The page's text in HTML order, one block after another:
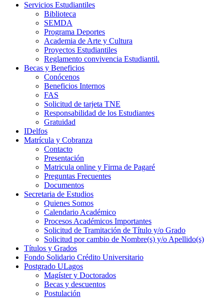
Servicios Estudiantiles
Biblioteca
SEMDA
Programa Deportes
Academia de Arte y Cultura
Proyectos Estudiantiles
Reglamento convivencia Estudiantil.
Becas y Beneficios
Conócenos
Beneficios Internos
FAS
Solicitud de tarjeta TNE
Responsabilidad de los Estudiantes
Gratuidad
IDelfos
Matrícula y Cobranza
Contacto
Presentación
Matricula online y Firma de Pagaré
Preguntas Frecuentes
Documentos
Secretaria de Estudios
Quienes Somos
Calendario Académico
Procesos Académicos Importantes
Solicitud de Tramitación de Título y/o Grado
Solicitud por cambio de Nombre(s) y/o Apellido(s)
Títulos y Grados
Fondo Solidario Crédito Universitario
Postgrado ULagos
Magíster y Doctorados
Becas y descuentos
Postulación